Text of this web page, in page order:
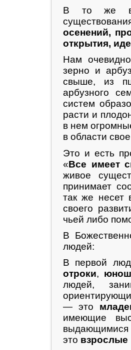
В то же
осенений,
открытия,
Нам
зерно и
свыше, из
арбузного
систем
расти и
в нем
в области
Это и есть
«Все имеет
живое
принимает
так же несет
своего
чьей либо
В
людей:
В первой
отроки,
людей,
— это
имеющие
это взрослые